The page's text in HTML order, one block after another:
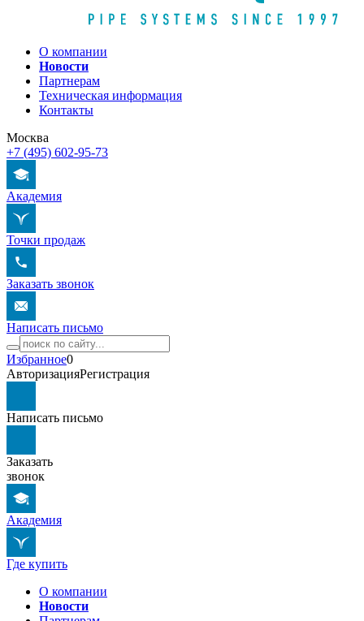
О компании
Новости
Партнерам
Техническая информация
Контакты
Москва
+7 (495) 602-95-73
Академия
Точки продаж
Заказать звонок
Написать письмо
Избранное0
АвторизацияРегистрация
Написать письмо
Заказать
звонок
Академия
Где купить
О компании
Новости